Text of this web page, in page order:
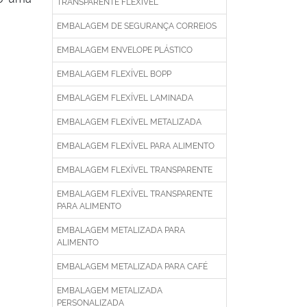
TRANSPARENTE FLEXÍVEL
EMBALAGEM DE SEGURANÇA CORREIOS
EMBALAGEM ENVELOPE PLÁSTICO
EMBALAGEM FLEXÍVEL BOPP
EMBALAGEM FLEXÍVEL LAMINADA
EMBALAGEM FLEXÍVEL METALIZADA
EMBALAGEM FLEXÍVEL PARA ALIMENTO
EMBALAGEM FLEXÍVEL TRANSPARENTE
EMBALAGEM FLEXÍVEL TRANSPARENTE
PARA ALIMENTO
EMBALAGEM METALIZADA PARA
ALIMENTO
EMBALAGEM METALIZADA PARA CAFÉ
EMBALAGEM METALIZADA
PERSONALIZADA